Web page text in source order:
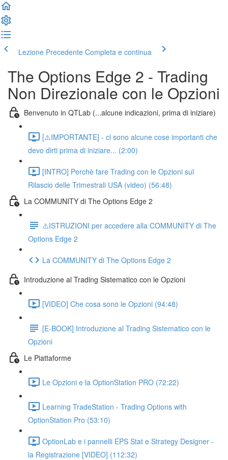
Lezione Precedente Completa e continua
The Options Edge 2 - Trading
Non Direzionale con le Opzioni
Benvenuto in QTLab (...alcune indicazioni, prima di iniziare)
[⚠️IMPORTANTE] - ci sono alcune cose importanti che
devo dirti prima di iniziare... (2:00)
[INTRO] Perchè fare Trading con le Opzioni sul
Rilascio delle Trimestrali USA (video) (56:48)
La COMMUNITY di The Options Edge 2
⚠️ISTRUZIONI per accedere alla COMMUNITY di The
Options Edge 2
La COMMUNITY di The Options Edge 2
Introduzione al Trading Sistematico con le Opzioni
[VIDEO] Che cosa sono le Opzioni (94:48)
[E-BOOK] Introduzione al Trading Sistematico con le
Opzioni
Le Piattaforme
Le Opzioni e la OptionStation PRO (72:22)
Learning TradeStation - Trading Options with
OptionStation Pro (53:10)
OptionLab e i pannelli EPS Stat e Strategy Designer -
la Registrazione [VIDEO] (112:32)